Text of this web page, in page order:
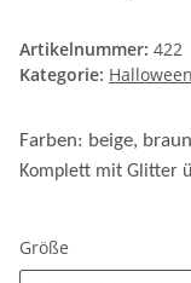
Artikelnummer: 422
Kategorie:
Farben: beige,
Komplett mit Glitter
Größe